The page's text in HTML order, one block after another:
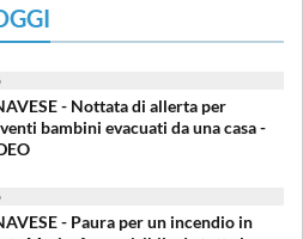
- Nottata di allerta per
bambini evacuati da una casa -
- Paura per un incendio in